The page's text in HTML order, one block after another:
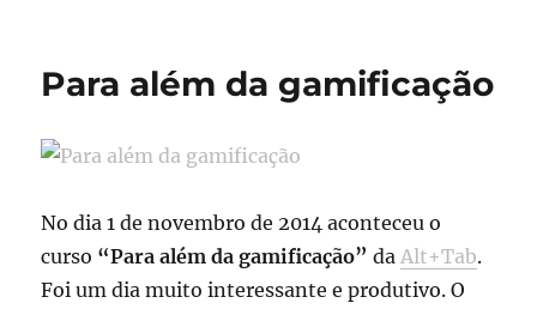
Para além da gamificação
No dia 1 de novembro de 2014 aconteceu o
curso “Para além da gamificação” da Alt+Tab.
Foi um dia muito interessante e produtivo. O